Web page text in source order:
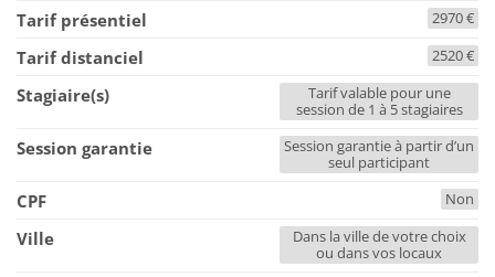
Tarif présentiel 2970 €
Tarif distanciel 2520 €
Stagiaire(s)
Tarif valable pour une
session de 1 à 5 stagiaires
Session garantie
Session garantie à partir d’un
seul participant
CPF Non
Ville
Dans la ville de votre choix
ou dans vos locaux